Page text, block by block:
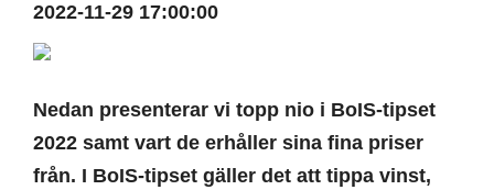
2022-11-29 17:00:00
Nedan presenterar vi topp nio i BoIS-tipset
2022 samt vart de erhåller sina fina priser
från. I BoIS-tipset gäller det att tippa vinst,